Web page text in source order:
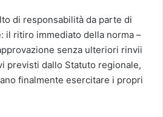
di responsabilità da parte di
il ritiro immediato della norma –
senza ulteriori rinvii
previsti dallo Statuto regionale,
finalmente esercitare i propri